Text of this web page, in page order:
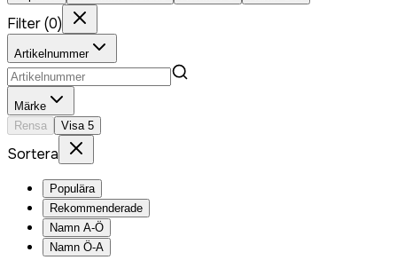
Filter(0)
Artikelnummer
Märke
Rensa
Visa 5
Sortera
Populära
Rekommenderade
Namn A-Ö
Namn Ö-A